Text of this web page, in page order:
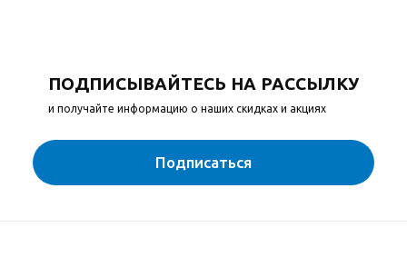
ПОДПИСЫВАЙТЕСЬ НА РАССЫЛКУ
и получайте информацию о наших скидках и акциях
Подписаться